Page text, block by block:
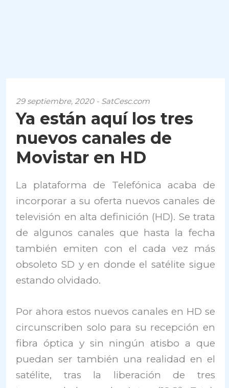
29 septiembre, 2020 - SatCesc.com
Ya están aquí los tres
nuevos canales de
Movistar en HD
La plataforma de Telefónica acaba de
incorporar a su oferta nuevos canales de
televisión en alta definición (HD). Se trata
de algunos canales que hasta la fecha
también emiten con el cada vez más
obsoleto SD y en donde el satélite sigue
estando olvidado.
Por ahora estos nuevos canales en HD se
circunscriben solo para su recepción en
fibra óptica y sin ningún atisbo a que
puedan ser también una realidad en el
satélite, tras la liberación de tres